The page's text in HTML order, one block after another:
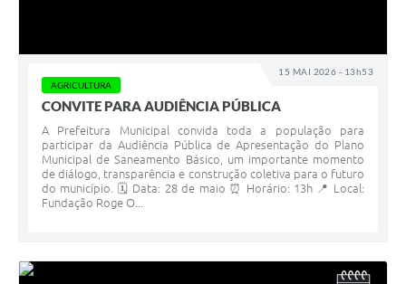
15 MAI 2026 - 13h53
AGRICULTURA
CONVITE PARA AUDIÊNCIA PÚBLICA
A Prefeitura Municipal convida toda a população para
participar da Audiência Pública de Apresentação do Plano
Municipal de Saneamento Básico, um importante momento
de diálogo, transparência e construção coletiva para o futuro
do município. 🗓️ Data: 28 de maio ⏰ Horário: 13h 📍 Local:
Fundação Roge O...